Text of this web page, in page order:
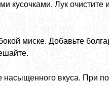
кусочками. Лук очистите
миске. Добавьте
насыщенного вкуса. При